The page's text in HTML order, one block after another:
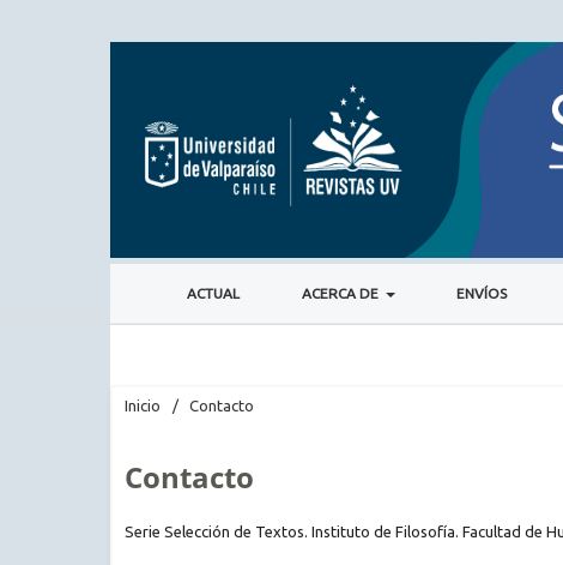
ACTUAL ACERCA DE ENVÍOS
Inicio / Contacto
Contacto
Serie Selección de Textos. Instituto de Filosofía. Facultad de